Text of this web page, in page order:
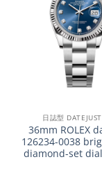
日誌型
36mm ROLEX
126234-0038
diamond-set